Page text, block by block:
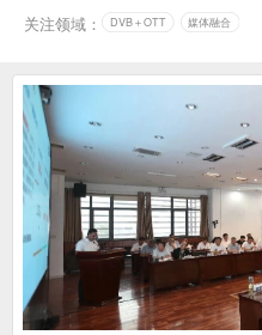
关注领域：
DVB＋OTT 媒体融合